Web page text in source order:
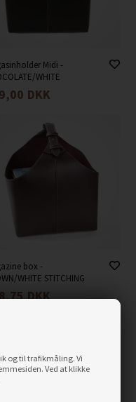
og til trafikmåling. Vi
Ved at klikke
Midi -
WHITE
DKK
box -
WHITE STITCHING
DKK